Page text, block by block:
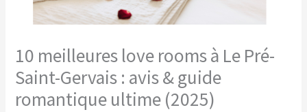
10 meilleures love rooms à Le Pré-
Saint-Gervais : avis & guide
romantique ultime (2025)